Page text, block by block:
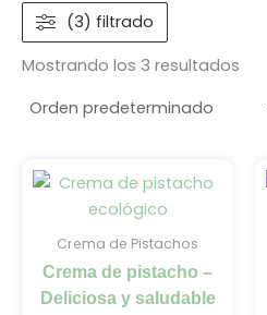
(3) filtrado
Mostrando los 3 resultados
Crema de Pistachos
Crema de pistacho –
Deliciosa y saludable
de
6,62 €
hasta
69,45 €
Este
producto
tiene
múltiples
variantes.
Las